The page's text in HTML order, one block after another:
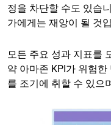
정을 차단할 수도 있습
가에게는 재앙이 될 것
모든 주요 성과 지표를
약 아마존 KPI가 위험
를 조기에 취할 수 있으